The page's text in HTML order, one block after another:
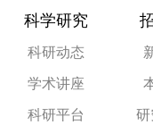
科学研究
科研动态
学术讲座
科研平台 研